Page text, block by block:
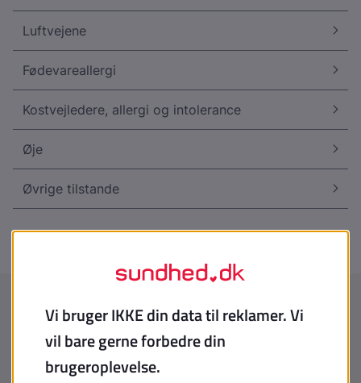
Luftvejene
Fødevareallergi
Kostvejledere, allergi og intolerance
Øje
Øvrige tilstande